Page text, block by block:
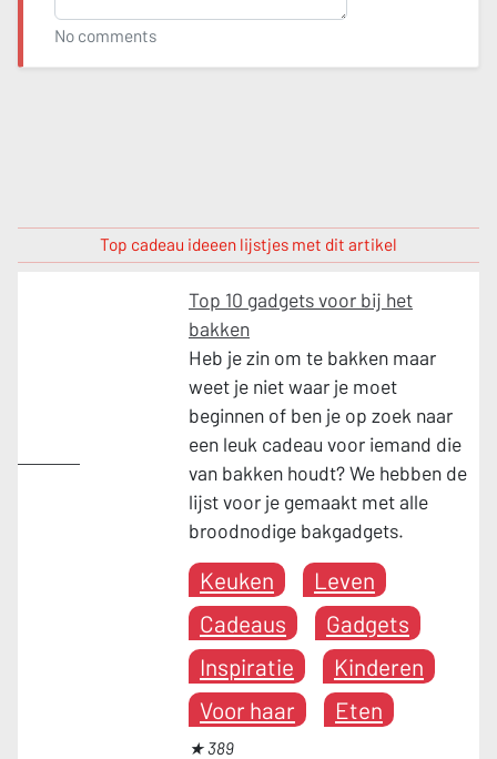
No comments
Top cadeau ideeen lijstjes met dit artikel
Top 10 gadgets voor bij het
bakken
Heb je zin om te bakken maar
weet je niet waar je moet
beginnen of ben je op zoek naar
een leuk cadeau voor iemand die
van bakken houdt? We hebben de
lijst voor je gemaakt met alle
broodnodige bakgadgets.
Keuken
Leven
Cadeaus
Gadgets
Inspiratie
Kinderen
Voor haar
Eten
★ 389